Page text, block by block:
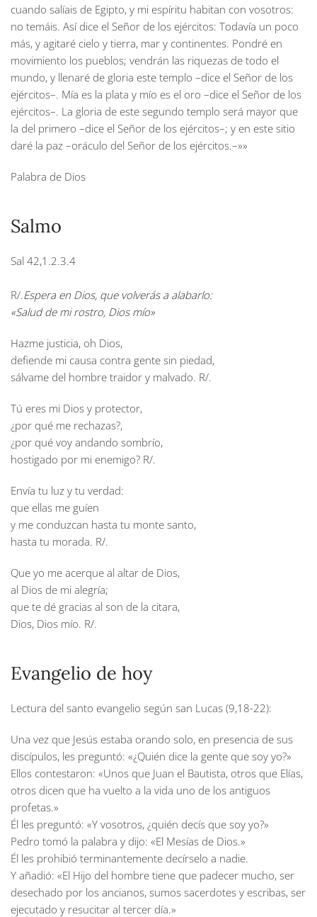
cuando salíais de Egipto, y mi espíritu habitan con vosotros:
no temáis. Así dice el Señor de los ejércitos: Todavía un poco
más, y agitaré cielo y tierra, mar y continentes. Pondré en
movimiento los pueblos; vendrán las riquezas de todo el
mundo, y llenaré de gloria este templo –dice el Señor de los
ejércitos–. Mía es la plata y mío es el oro –dice el Señor de los
ejércitos–. La gloria de este segundo templo será mayor que
la del primero –dice el Señor de los ejércitos–; y en este sitio
daré la paz –oráculo del Señor de los ejércitos.–»»
Palabra de Dios
Salmo
Sal 42,1.2.3.4
R/.Espera en Dios, que volverás a alabarlo:
«Salud de mi rostro, Dios mío»
Hazme justicia, oh Dios,
defiende mi causa contra gente sin piedad,
sálvame del hombre traidor y malvado. R/.
Tú eres mi Dios y protector,
¿por qué me rechazas?,
¿por qué voy andando sombrío,
hostigado por mi enemigo? R/.
Envía tu luz y tu verdad:
que ellas me guíen
y me conduzcan hasta tu monte santo,
hasta tu morada. R/.
Que yo me acerque al altar de Dios,
al Dios de mi alegría;
que te dé gracias al son de la citara,
Dios, Dios mío. R/.
Evangelio de hoy
Lectura del santo evangelio según san Lucas (9,18-22):
Una vez que Jesús estaba orando solo, en presencia de sus
discípulos, les preguntó: «¿Quién dice la gente que soy yo?»
Ellos contestaron: «Unos que Juan el Bautista, otros que Elías,
otros dicen que ha vuelto a la vida uno de los antiguos
profetas.»
Él les preguntó: «Y vosotros, ¿quién decís que soy yo?»
Pedro tomó la palabra y dijo: «El Mesías de Dios.»
Él les prohibió terminantemente decírselo a nadie.
Y añadió: «El Hijo del hombre tiene que padecer mucho, ser
desechado por los ancianos, sumos sacerdotes y escribas, ser
ejecutado y resucitar al tercer día.»